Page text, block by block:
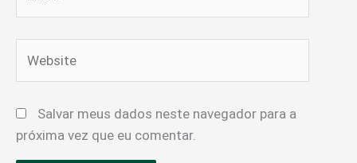
Salvar meus dados neste navegador para a
próxima vez que eu comentar.